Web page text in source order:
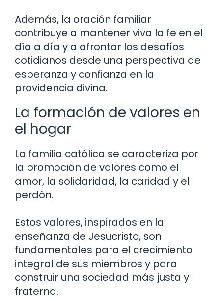
Además, la oración familiar
contribuye a mantener viva la fe en el
día a día y a afrontar los desafíos
cotidianos desde una perspectiva de
esperanza y confianza en la
providencia divina.
La formación de valores en
el hogar
La familia católica se caracteriza por
la promoción de valores como el
amor, la solidaridad, la caridad y el
perdón.
Estos valores, inspirados en la
enseñanza de Jesucristo, son
fundamentales para el crecimiento
integral de sus miembros y para
construir una sociedad más justa y
fraterna.